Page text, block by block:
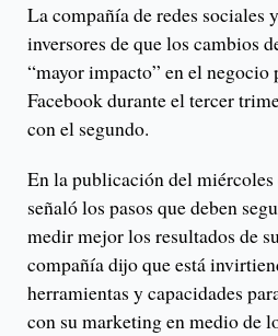
La compañía de redes sociales
inversores de que los cambios
“mayor impacto” en el
Facebook durante el tercer
con el segundo.
En la publicación del miércoles
señaló los pasos que deben
medir mejor los resultados de
compañía dijo que está
herramientas y capacidades
con su marketing en medio de